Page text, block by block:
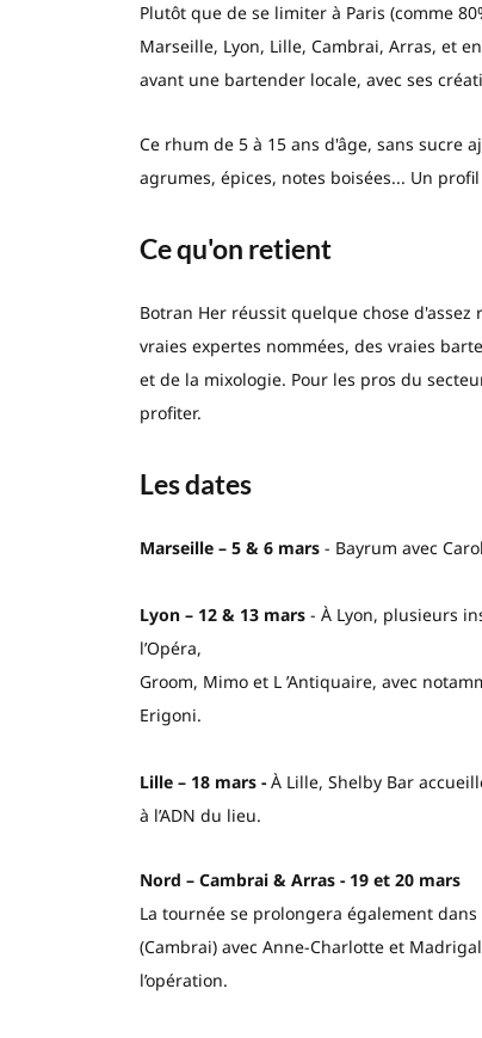
Plutôt que de se limiter à Paris (comme
Marseille, Lyon, Lille, Cambrai, Arras, et
avant une bartender locale, avec ses
Ce rhum de 5 à 15 ans d'âge, sans
agrumes, épices, notes boisées... Un
Ce qu'on retient
Botran Her réussit quelque chose
vraies expertes nommées, des vraies
et de la mixologie. Pour les pros du
profiter.
Les dates
Marseille – 5 & 6 mars- Bayrum avec
Lyon – 12 & 13 mars- À Lyon, plusieurs
l’Opéra,
Groom, Mimo et L ’Antiquaire, avec
Erigoni.
Lille – 18 mars -À Lille, Shelby Bar
à l’ADN du lieu.
Nord – Cambrai & Arras - 19 et 20 mars
La tournée se prolongera également dans
(Cambrai) avec Anne-Charlotte et
l’opération.